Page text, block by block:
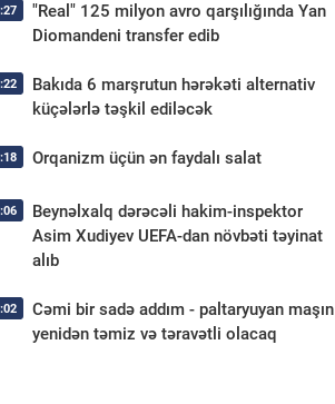
"Real" 125 milyon avro qarşılığında Yan
Diomandeni transfer edib
Bakıda 6 marşrutun hərəkəti alternativ
küçələrlə təşkil ediləcək
Orqanizm üçün ən faydalı salat
Beynəlxalq dərəcəli hakim-inspektor
Asim Xudiyev UEFA-dan növbəti təyinat
alıb
Cəmi bir sadə addım - paltaryuyan maşın
yenidən təmiz və təravətli olacaq